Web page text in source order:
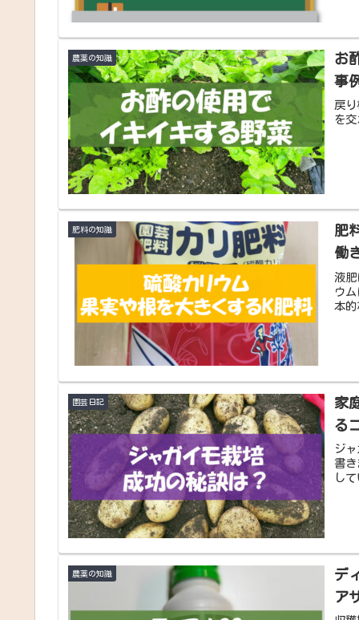
農薬の知識
お
事
戻
を
肥料の知識
肥
働
液
ウ
本
園芸日記
家
る
ジ
書
し
農薬の知識
デ
ア